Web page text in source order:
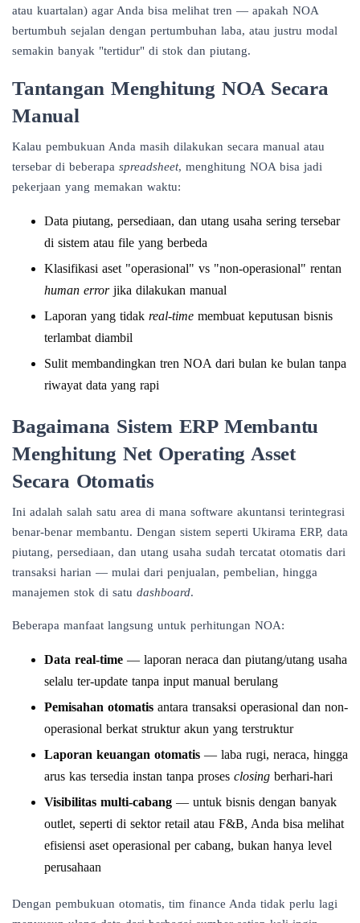
atau kuartalan) agar Anda bisa melihat tren — apakah NOA
bertumbuh sejalan dengan pertumbuhan laba, atau justru modal
semakin banyak "tertidur" di stok dan piutang.
Tantangan Menghitung NOA Secara
Manual
Kalau pembukuan Anda masih dilakukan secara manual atau
tersebar di beberapa spreadsheet, menghitung NOA bisa jadi
pekerjaan yang memakan waktu:
Data piutang, persediaan, dan utang usaha sering tersebar
di sistem atau file yang berbeda
Klasifikasi aset "operasional" vs "non-operasional" rentan
human errorjika dilakukan manual
Laporan yang tidak real-time membuat keputusan bisnis
terlambat diambil
Sulit membandingkan tren NOA dari bulan ke bulan tanpa
riwayat data yang rapi
Bagaimana Sistem ERP Membantu
Menghitung Net Operating Asset
Secara Otomatis
Ini adalah salah satu area di mana software akuntansi terintegrasi
benar-benar membantu. Dengan sistem seperti Ukirama ERP, data
piutang, persediaan, dan utang usaha sudah tercatat otomatis dari
transaksi harian — mulai dari penjualan, pembelian, hingga
manajemen stok di satu dashboard.
Beberapa manfaat langsung untuk perhitungan NOA:
Data real-time — laporan neraca dan piutang/utang usaha
selalu ter-update tanpa input manual berulang
Pemisahan otomatis antara transaksi operasional dan non-
operasional berkat struktur akun yang terstruktur
Laporan keuangan otomatis — laba rugi, neraca, hingga
arus kas tersedia instan tanpa proses closing berhari-hari
Visibilitas multi-cabang — untuk bisnis dengan banyak
outlet, seperti di sektor retail atau F&B, Anda bisa melihat
efisiensi aset operasional per cabang, bukan hanya level
perusahaan
Dengan pembukuan otomatis, tim finance Anda tidak perlu lagi